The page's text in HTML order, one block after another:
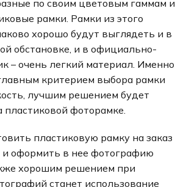
по своим цветовым гаммам и
рамки. Рамки из этого
хорошо будут выглядеть и в
обстановке, и в официально-
– очень легкий материал. Именно
критерием выбора рамки
лучшим решением будет
пластиковой фоторамке.
пластиковую рамку на заказ
и оформить в нее фотографию
хорошим решением при
станет использование